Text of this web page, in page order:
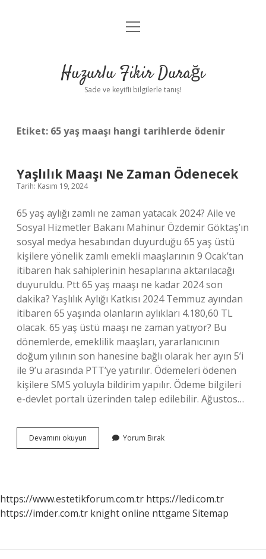
Anasayfa
Yasal Uyarı
menüyü
Huzurlu Fikir Durağı
Sade ve keyifli bilgilerle tanış!
Etiket: 65 yaş maaşı hangi tarihlerde ödenir
Yaşlılık Maaşı Ne Zaman Ödenecek
Tarih: Kasım 19, 2024
65 yaş aylığı zamlı ne zaman yatacak 2024? Aile ve
Sosyal Hizmetler Bakanı Mahinur Özdemir Göktaş’ın
sosyal medya hesabından duyurduğu 65 yaş üstü
kişilere yönelik zamlı emekli maaşlarının 9 Ocak’tan
itibaren hak sahiplerinin hesaplarına aktarılacağı
duyuruldu. Ptt 65 yaş maaşı ne kadar 2024 son
dakika? Yaşlılık Aylığı Katkısı 2024 Temmuz ayından
itibaren 65 yaşında olanların aylıkları 4.180,60 TL
olacak. 65 yaş üstü maaşı ne zaman yatıyor? Bu
dönemlerde, emeklilik maaşları, yararlanıcının
doğum yılının son hanesine bağlı olarak her ayın 5’i
ile 9’u arasında PTT’ye yatırılır. Ödemeleri ödenen
kişilere SMS yoluyla bildirim yapılır. Ödeme bilgileri
e-devlet portalı üzerinden talep edilebilir. Ağustos…
Devamını okuyun
Maaşı
Yorum Bırak
https://www.estetikforum.com.tr https://ledi.com.tr
https://imder.com.tr knight online nttgame Sitemap